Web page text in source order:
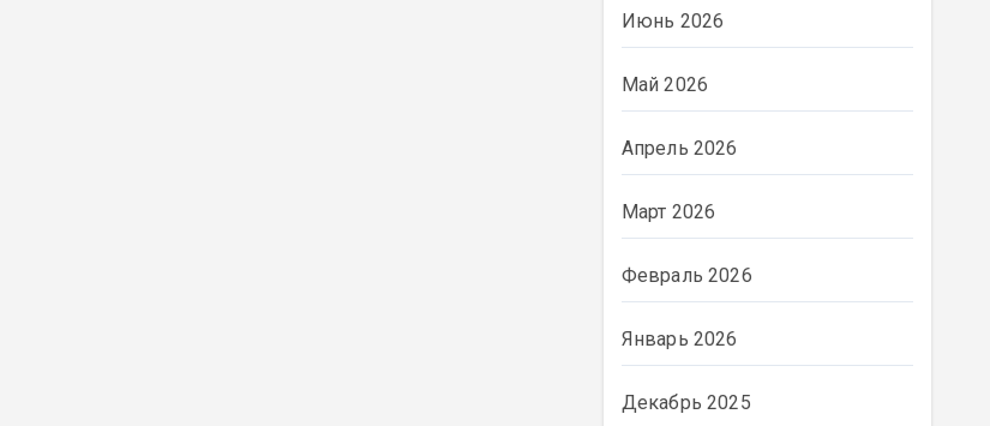
Июнь 2026
Май 2026
Апрель 2026
Март 2026
Февраль 2026
Январь 2026
Декабрь 2025